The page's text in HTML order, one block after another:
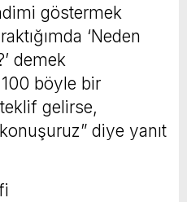
göstermek
‘Neden
demek
böyle bir
gelirse,
diye yanıt